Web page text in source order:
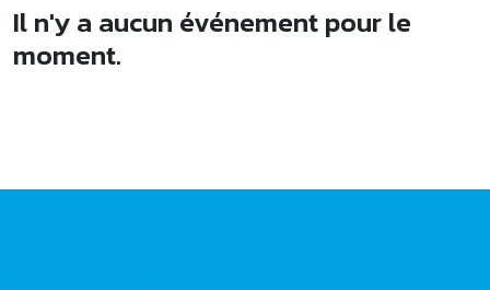
Il n'y a aucun événement pour le
moment.